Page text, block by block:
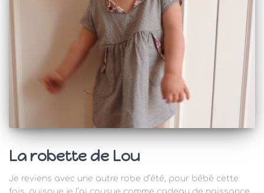
La robette de Lou
Je reviens avec une autre robe d’été, pour bébé cette